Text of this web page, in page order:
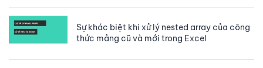
Sự khác biệt khi xử lý nested array của công
thức mảng cũ và mới trong Excel